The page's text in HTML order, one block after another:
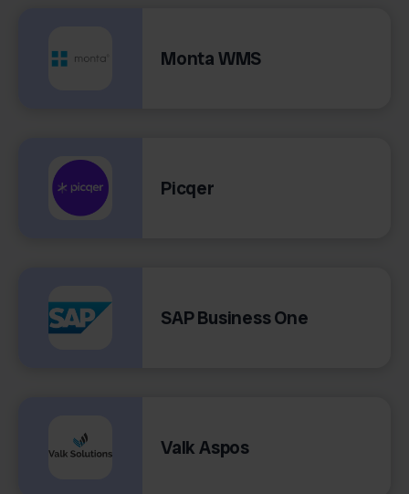
Monta WMS
Picqer
SAP Business One
Valk Aspos